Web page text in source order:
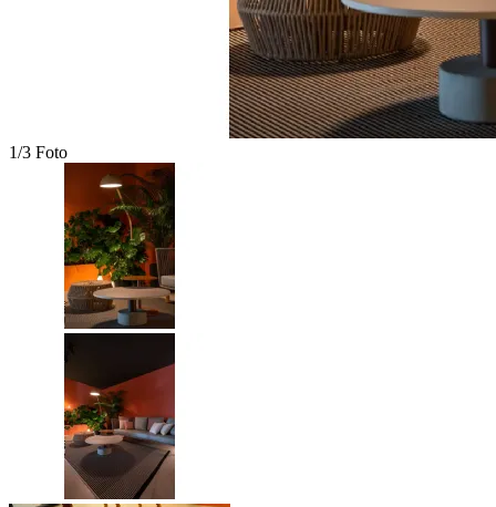
1/3 Foto